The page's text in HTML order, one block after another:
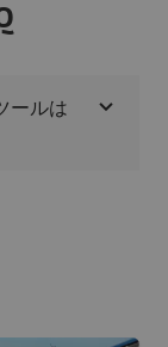
ールは